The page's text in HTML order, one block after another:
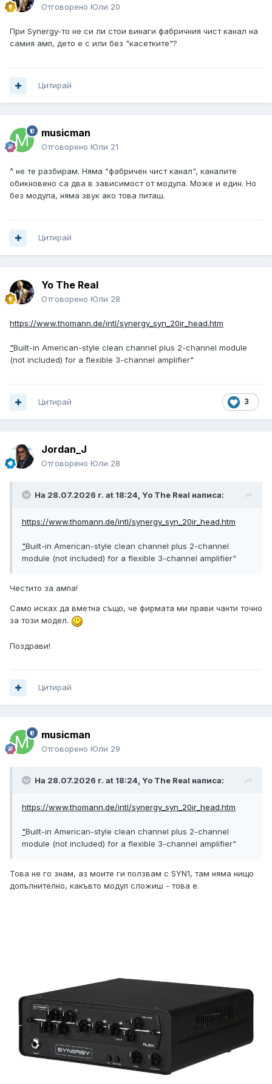
Отговорено Юли 20
При Synergy-то не си ли стои винаги фабричния чист канал на
самия амп, дето е с или без "касетките"?
Цитирай
musicman
Отговорено Юли 21
^ не те разбирам. Няма "фабричен чист канал", каналите
обикновено са два в зависимост от модула. Може и един. Но
без модула, няма звук ако това питаш.
Цитирай
Yo The Real
Отговорено Юли 28
https://www.thomann.de/intl/synergy_syn_20ir_head.htm
"Built-in American-style clean channel plus 2-channel module
(not included) for a flexible 3-channel amplifier"
3
Цитирай
Jordan_J
Отговорено Юли 28
На 28.07.2026 г. at 18:24, Yo The Real написа:
https://www.thomann.de/intl/synergy_syn_20ir_head.htm
"Built-in American-style clean channel plus 2-channel
module (not included) for a flexible 3-channel amplifier"
Честито за ампа!
Само исках да вметна също, че фирмата ми прави чанти точно
за този модел.
Поздрави!
Цитирай
musicman
Отговорено Юли 29
На 28.07.2026 г. at 18:24, Yo The Real написа:
https://www.thomann.de/intl/synergy_syn_20ir_head.htm
"Built-in American-style clean channel plus 2-channel
module (not included) for a flexible 3-channel amplifier"
Това не го знам, аз моите ги ползвам с SYN1, там няма нищо
допълнително, какъвто модул сложиш - това е.